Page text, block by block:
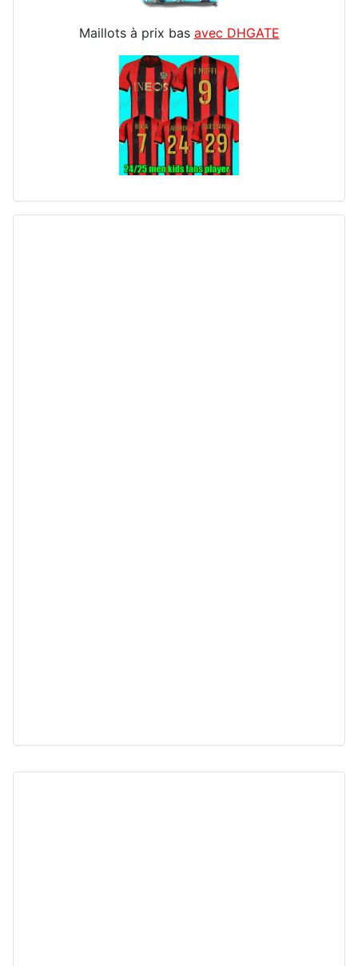
Maillots à prix bas avec DHGATE